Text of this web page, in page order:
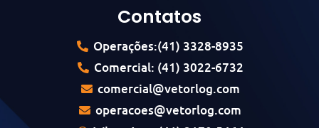
Contatos
Operações:(41) 3328-8935
Comercial: (41) 3022-6732
comercial@vetorlog.com
operacoes@vetorlog.com